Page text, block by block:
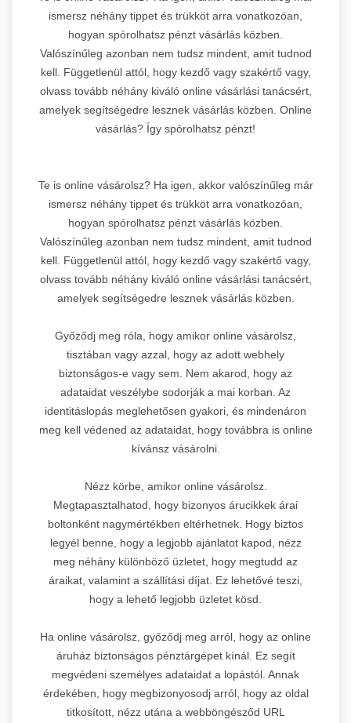
ismersz néhány tippet és trükköt arra vonatkozóan,
hogyan spórolhatsz pénzt vásárlás közben.
Valószínűleg azonban nem tudsz mindent, amit tudnod
kell. Függetlenül attól, hogy kezdő vagy szakértő vagy,
olvass tovább néhány kiváló online vásárlási tanácsért,
amelyek segítségedre lesznek vásárlás közben. Online
vásárlás? Így spórolhatsz pénzt!
Te is online vásárolsz? Ha igen, akkor valószínűleg már
ismersz néhány tippet és trükköt arra vonatkozóan,
hogyan spórolhatsz pénzt vásárlás közben.
Valószínűleg azonban nem tudsz mindent, amit tudnod
kell. Függetlenül attól, hogy kezdő vagy szakértő vagy,
olvass tovább néhány kiváló online vásárlási tanácsért,
amelyek segítségedre lesznek vásárlás közben.
Győződj meg róla, hogy amikor online vásárolsz,
tisztában vagy azzal, hogy az adott webhely
biztonságos-e vagy sem. Nem akarod, hogy az
adataidat veszélybe sodorják a mai korban. Az
identitáslopás meglehetősen gyakori, és mindenáron
meg kell védened az adataidat, hogy továbbra is online
kívánsz vásárolni.
Nézz körbe, amikor online vásárolsz.
Megtapasztalhatod, hogy bizonyos árucikkek árai
boltonként nagymértékben eltérhetnek. Hogy biztos
legyél benne, hogy a legjobb ajánlatot kapod, nézz
meg néhány különböző üzletet, hogy megtudd az
áraikat, valamint a szállítási díjat. Ez lehetővé teszi,
hogy a lehető legjobb üzletet kösd.
Ha online vásárolsz, győződj meg arról, hogy az online
áruház biztonságos pénztárgépet kínál. Ez segít
megvédeni személyes adataidat a lopástól. Annak
érdekében, hogy megbizonyosodj arról, hogy az oldal
titkosított, nézz utána a webböngésződ URL